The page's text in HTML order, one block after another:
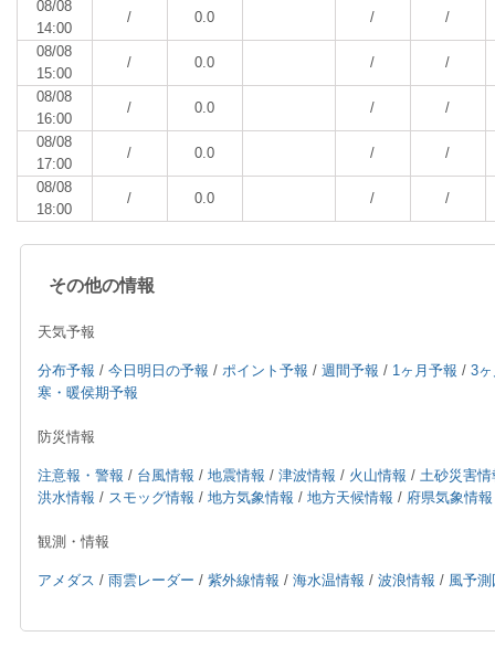
08/08
14:00
/ 0.0 / /
08/08
15:00
/ 0.0 / /
08/08
16:00
/ 0.0 / /
08/08
17:00
/ 0.0 / /
08/08
18:00
/ 0.0 / /
その他の情報
天気予報
分布予報 / 今日明日の予報 / ポイント予報 / 週間予報 / 1ヶ月予報 / 3
寒・暖侯期予報
防災情報
注意報・警報 / 台風情報 / 地震情報 / 津波情報 / 火山情報 / 土砂災害情
洪水情報 / スモッグ情報 / 地方気象情報 / 地方天候情報 / 府県気象情報
観測・情報
アメダス / 雨雲レーダー / 紫外線情報 / 海水温情報 / 波浪情報 / 風予測